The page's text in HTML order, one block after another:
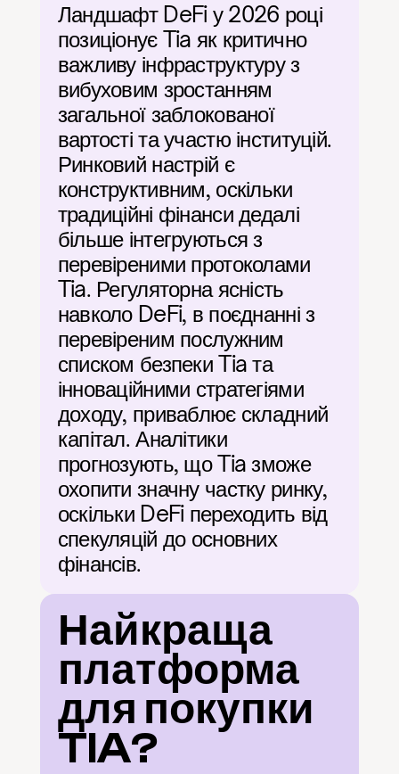
Ландшафт DeFi у 2026 році
позиціонує Tia як критично
важливу інфраструктуру з
вибуховим зростанням
загальної заблокованої
вартості та участю інституцій.
Ринковий настрій є
конструктивним, оскільки
традиційні фінанси дедалі
більше інтегруються з
перевіреними протоколами
Tia. Регуляторна ясність
навколо DeFi, в поєднанні з
перевіреним послужним
списком безпеки Tia та
інноваційними стратегіями
доходу, приваблює складний
капітал. Аналітики
прогнозують, що Tia зможе
охопити значну частку ринку,
оскільки DeFi переходить від
спекуляцій до основних
фінансів.
Найкраща
платформа
для покупки
TIA?